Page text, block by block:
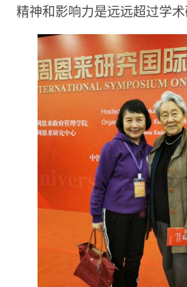
精神和影响力是远远超过学术